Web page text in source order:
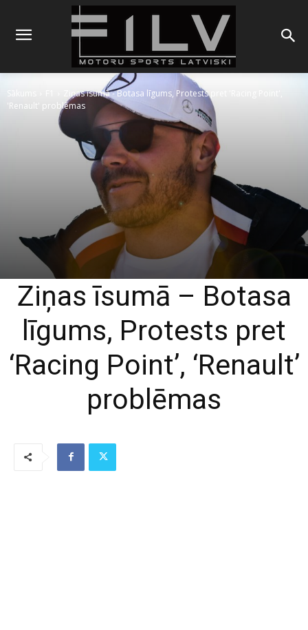
Sākums
Ziņas īsumā - Botasa līgums, Protests pret 'Racing Point',
'Renault' problēmas
Ziņas īsumā – Botasa
līgums, Protests pret
‘Racing Point’, ‘Renault’
problēmas